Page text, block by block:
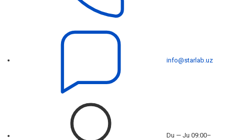
info@starlab.uz
Du — Ju 09:00–